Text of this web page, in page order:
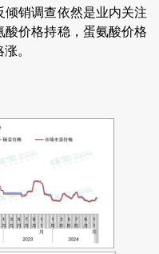
销调查依然是业内关注
价格持稳，蛋氨酸价格
。